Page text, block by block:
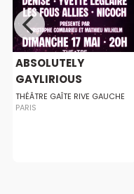
ABSOLUTELY
GAYLIRIOUS
THÉÂTRE GAÎTE RIVE GAUCHE
PARIS